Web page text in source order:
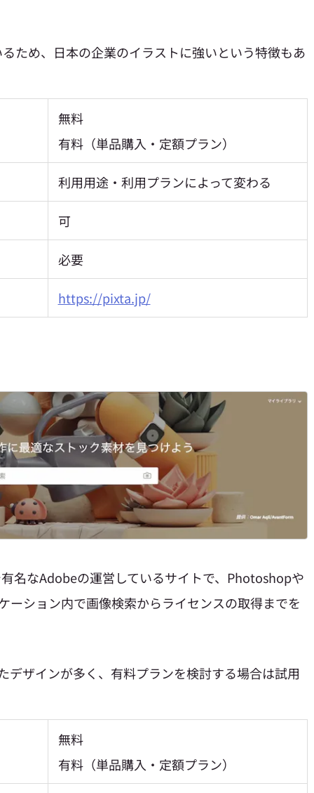
ため、日本の企業のイラストに強いという特徴もあ
無料
有料（単品購入・定額プラン）
利用用途・利用プランによって変わる
可
必要
https://pixta.jp/
名なAdobeの運営しているサイトで、 Photoshopや
ション内で画像検索からライセンスの取得までを
デザインが多く、有料プランを検討する場合は試用
無料
有料（単品購入・定額プラン）